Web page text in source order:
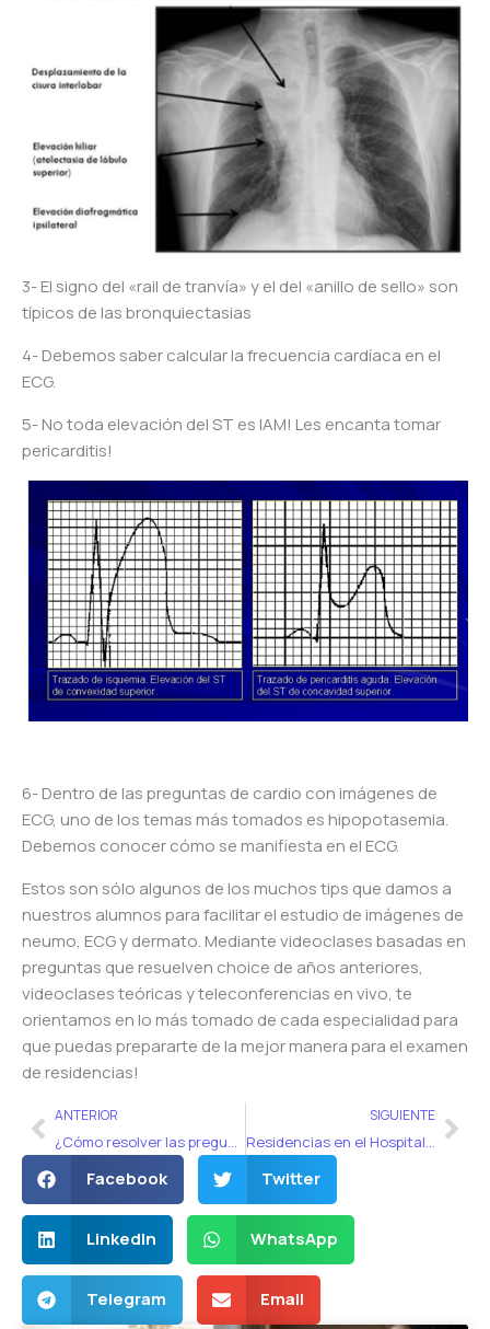
3- El signo del «rail de tranvía» y el del «anillo de sello» son
típicos de las bronquiectasias
4- Debemos saber calcular la frecuencia cardíaca en el
ECG.
5- No toda elevación del ST es IAM! Les encanta tomar
pericarditis!
6- Dentro de las preguntas de cardio con imágenes de
ECG, uno de los temas más tomados es hipopotasemia.
Debemos conocer cómo se manifiesta en el ECG.
Estos son sólo algunos de los muchos tips que damos a
nuestros alumnos para facilitar el estudio de imágenes de
neumo, ECG y dermato. Mediante videoclases basadas en
preguntas que resuelven choice de años anteriores,
videoclases teóricas y teleconferencias en vivo, te
orientamos en lo más tomado de cada especialidad para
que puedas prepararte de la mejor manera para el examen
de residencias!
AntANTERIOR
¿Cómo resolver las preguntas con imágenes del examen de residencias?
SIGUIENTE
Residencias en el Hospital Austral y el Hospital Británico
Facebook Twitter
LinkedIn WhatsApp
Telegram Email